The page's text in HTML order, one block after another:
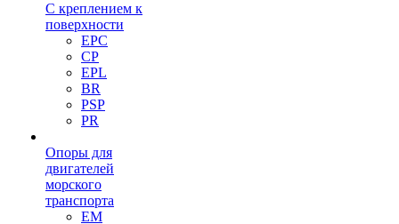
С креплением к
поверхности
EPC
CP
EPL
BR
PSP
PR
Опоры для
двигателей
морского
транспорта
EM